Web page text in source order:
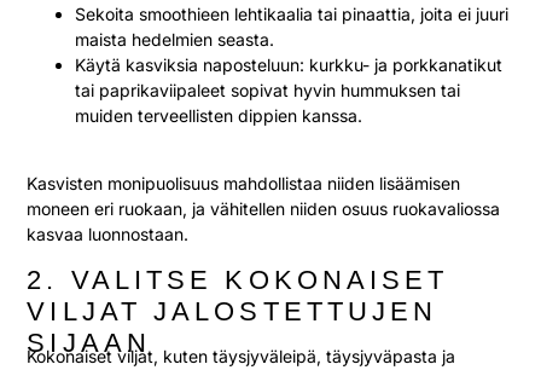
Sekoita smoothieen lehtikaalia tai pinaattia, joita ei juuri
maista hedelmien seasta.
Käytä kasviksia naposteluun: kurkku- ja porkkanatikut
tai paprikaviipaleet sopivat hyvin hummuksen tai
muiden terveellisten dippien kanssa.
Kasvisten monipuolisuus mahdollistaa niiden lisäämisen
moneen eri ruokaan, ja vähitellen niiden osuus ruokavaliossa
kasvaa luonnostaan.
2. VALITSE KOKONAISET
VILJAT JALOSTETTUJEN
SIJAAN
Kokonaiset viljat, kuten täysjyväleipä, täysjyväpasta ja